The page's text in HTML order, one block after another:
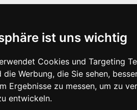
ist uns wichtig
Cookies und Targeting
Werbung, die Sie sehen,
Ergebnisse zu messen, um zu
entwickeln.